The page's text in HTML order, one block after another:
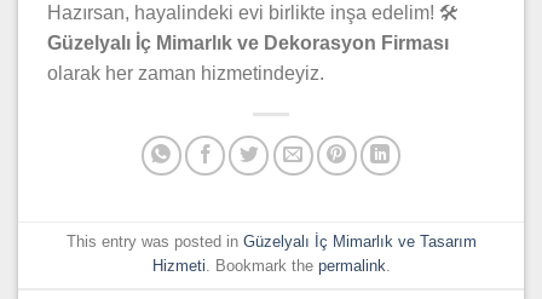
Hazırsan, hayalindeki evi birlikte inşa edelim! 🛠️
Güzelyalı İç Mimarlık ve Dekorasyon Firması
olarak her zaman hizmetindeyiz.
This entry was posted in Güzelyalı İç Mimarlık ve Tasarım
Hizmeti . Bookmark the permalink